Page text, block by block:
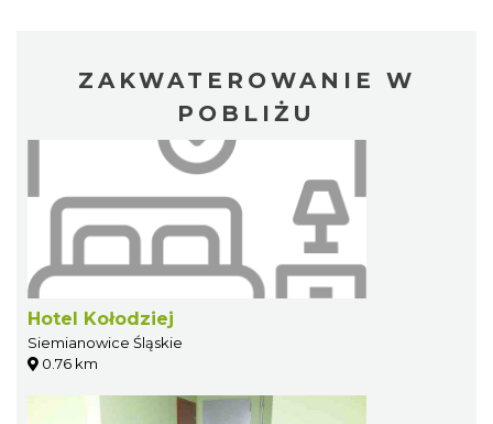
ZAKWATEROWANIE W
POBLIŻU
Hotel Kołodziej
Siemianowice Śląskie
0.76 km